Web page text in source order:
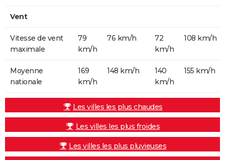
Vent
Vitesse de vent
maximale
79
km/h
76 km/h
72
km/h
108 km/h
Moyenne
nationale
169
km/h
148 km/h
140
km/h
155 km/h
Les villes les plus chaudes
Les villes les plus froides
Les villes les plus pluvieuses